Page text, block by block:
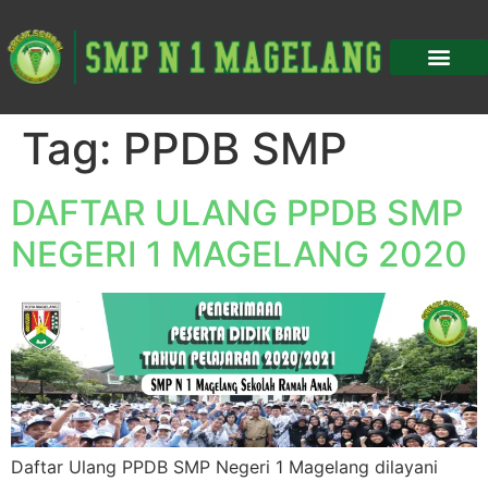
Tag: PPDB SMP
DAFTAR ULANG PPDB SMP
NEGERI 1 MAGELANG 2020
Daftar Ulang PPDB SMP Negeri 1 Magelang dilayani